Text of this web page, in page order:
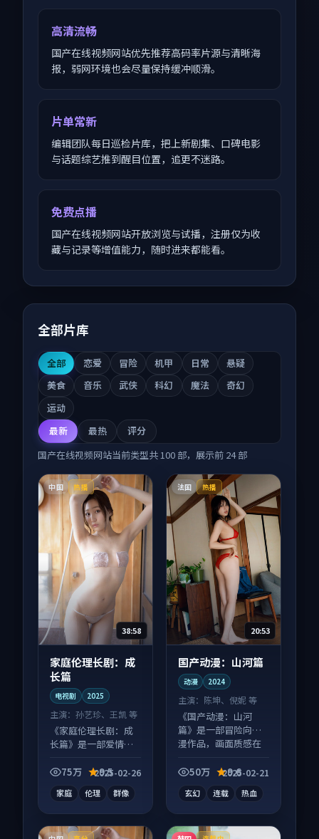
高清流畅
国产在线视频网站优先推荐高码率片源与清晰海
报，弱网环境也会尽量保持缓冲顺滑。
片单常新
编辑团队每日巡检片库，把上新剧集、口碑电影
与话题综艺推到醒目位置，追更不迷路。
免费点播
国产在线视频网站开放浏览与试播，注册仅为收
藏与记录等增值能力，随时进来都能看。
全部片库
全部 恋爱 冒险 机甲 日常
悬疑
美食
音乐 武侠 科幻 魔法
奇幻
运动
最新
最热
评分
国产在线视频网站当前类型共 100 部，展示前 24部
中国 热播
38:58
家庭伦理长剧：成
长篇
电视剧 2025
主演： 孙艺珍、王凯 等
《家庭伦理长剧：成
长篇》是一部爱情向
蛋别错过，字幕区常
75万 9.5
2025-02-26
家庭 伦理 群像
法国 热播
20:53
国产动漫：山河篇
动漫 2024
主演： 陈坤、倪妮 等
《国产动漫：山河
篇》是一部冒险向动
漫作品，画面质感在
度高。
50万 9.6
2025-02-21
玄幻 连载 热血